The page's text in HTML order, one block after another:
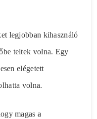
legjobban kihasználó
teltek volna. Egy
elégetett
volna.
magas a